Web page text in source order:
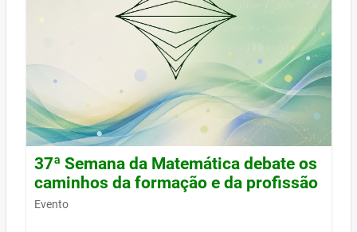
37ª Semana da Matemática debate os
caminhos da formação e da profissão
Evento